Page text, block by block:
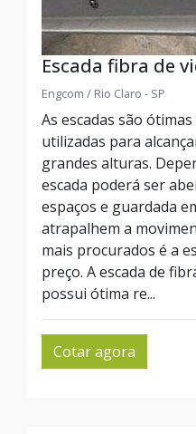
Escada fibra de
Engcom / Rio Claro - SP
As escadas são
utilizadas para
grandes alturas.
escada poderá ser
espaços e guardada
atrapalhem a
mais procurados é a
preço. A escada de
possui ótima re...
Cotar agora